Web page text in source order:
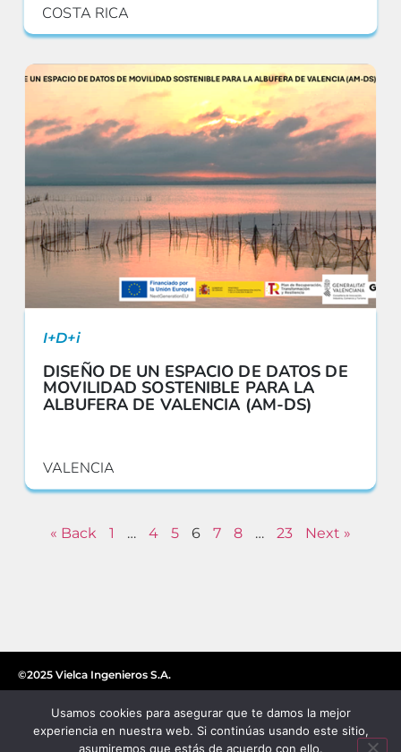
COSTA RICA
I+D+i
DISEÑO DE UN ESPACIO DE DATOS DE
MOVILIDAD SOSTENIBLE PARA LA
ALBUFERA DE VALENCIA (AM-DS)
VALENCIA
« Back 1 … 4 5 6 7 8 … 23 Next »
©2025 Vielca Ingenieros S.A.
Usamos cookies para asegurar que te damos la mejor
experiencia en nuestra web. Si continúas usando este sitio,
asumiremos que estás de acuerdo con ello.